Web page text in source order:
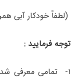
(لطفاً خودکار آبی
توجه فرمایید :
۱-
تمامی معرفی